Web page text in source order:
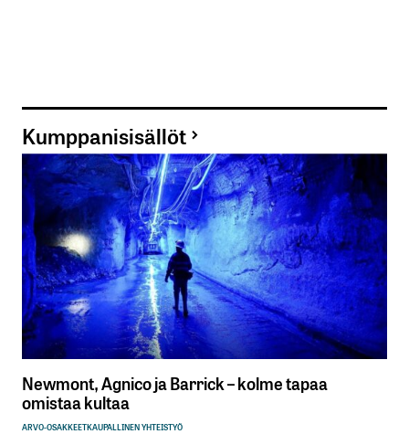
Kumppanisisällöt
Newmont, Agnico ja Barrick – kolme tapaa
omistaa kultaa
ARVO-OSAKKEETKAUPALLINEN YHTEISTYÖ